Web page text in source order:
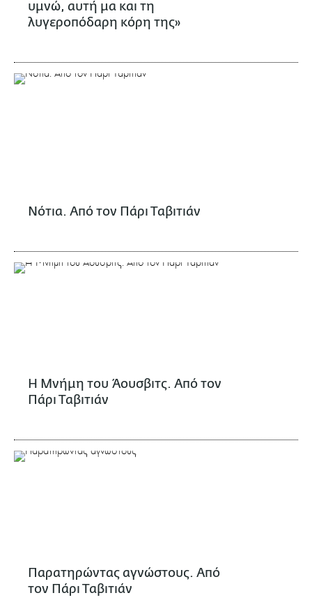
υμνώ, αυτή μα και τη
λυγεροπόδαρη κόρη της»
Νότια. Από τον Πάρι Ταβιτιάν
Η Μνήμη του Άουσβιτς. Από τον
Πάρι Ταβιτιάν
Παρατηρώντας αγνώστους. Από
τον Πάρι Ταβιτιάν